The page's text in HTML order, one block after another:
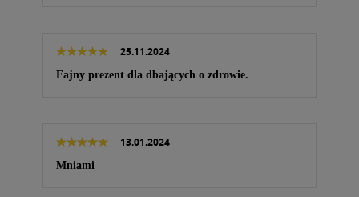
25.11.2024
Fajny prezent dla dbających o zdrowie.
13.01.2024
Mniami